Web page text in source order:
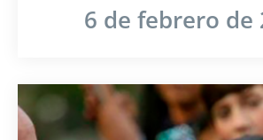
6 de febrero de